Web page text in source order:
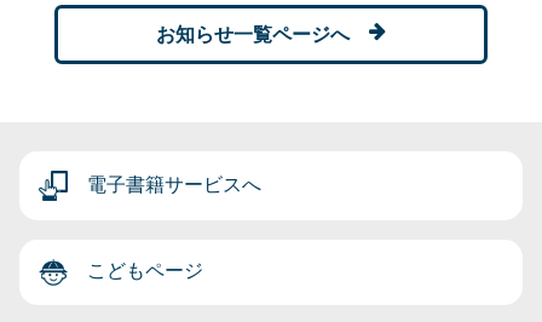
お知らせ一覧ページへ
電子書籍サービスへ
こどもページ